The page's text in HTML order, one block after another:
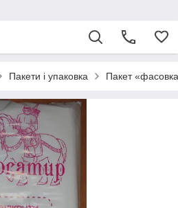
Пакети і упаковка Пакет